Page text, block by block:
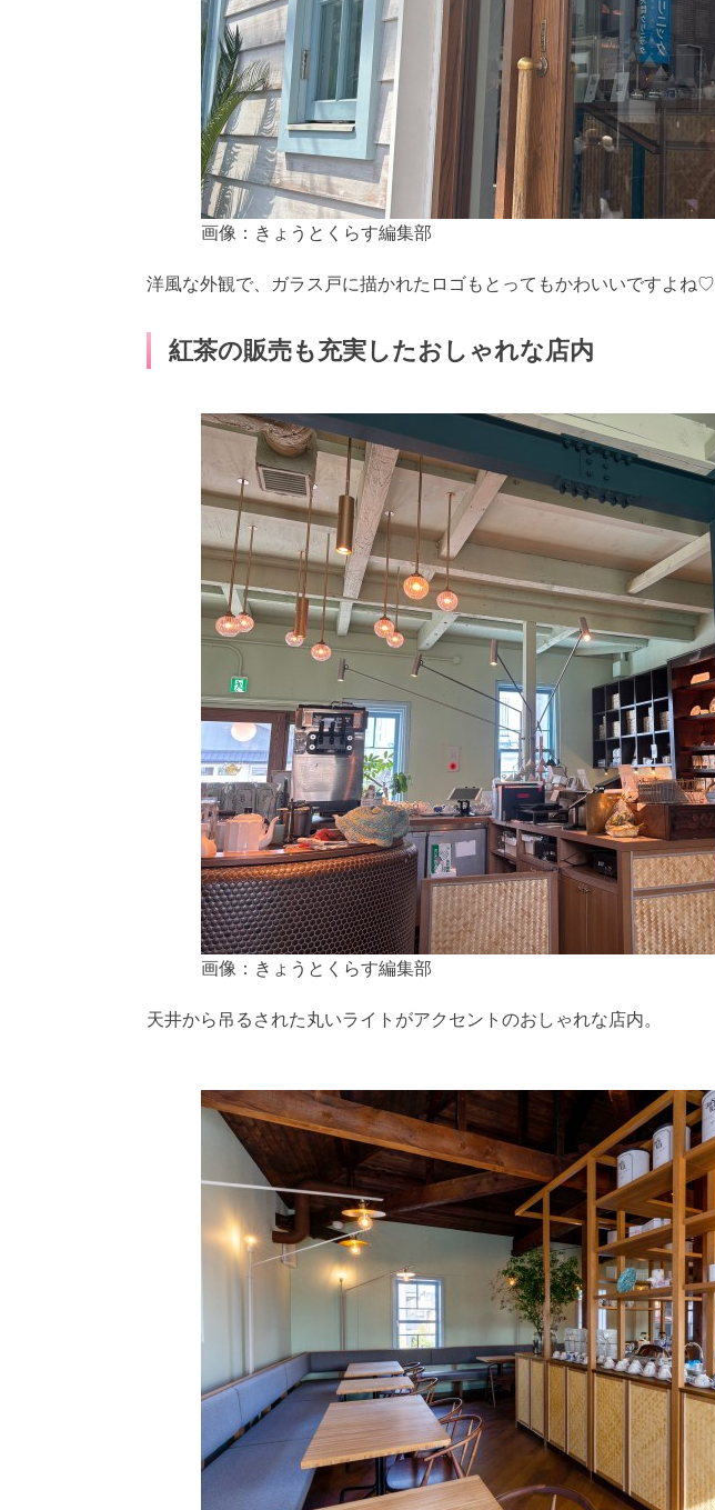
画像：きょうとくらす編集部
洋風な外観で、ガラス戸に描かれたロゴもとってもかわいいですよね♡
紅茶の販売も充実したおしゃれな店内
画像：きょうとくらす編集部
天井から吊るされた丸いライトがアクセントのおしゃれな店内。